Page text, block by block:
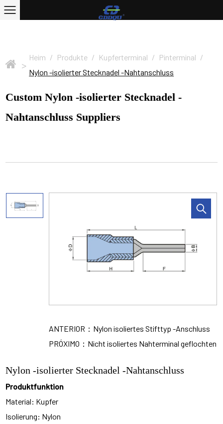
>
Heim / Produkte / Kupferterminal / Pinterminal /
Nylon -isolierter Stecknadel -Nahtanschluss
Custom Nylon -isolierter Stecknadel -
Nahtanschluss Suppliers
ANTERIOR：Nylon isoliertes Stifttyp -Anschluss
PRÓXIMO：Nicht isoliertes Nahterminal geflochten
Nylon -isolierter Stecknadel -Nahtanschluss
Produktfunktion
Material: Kupfer
Isolierung: Nylon